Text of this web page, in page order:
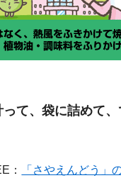
て、袋に詰めて、
： 「さやえんどう」